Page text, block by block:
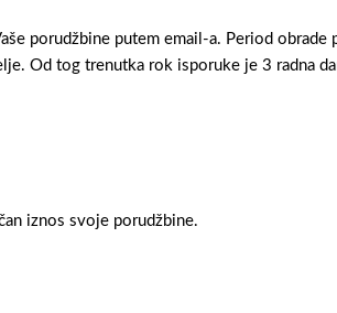
porudžbine putem email-a. Period obrade
Od tog trenutka rok isporuke je 3 radna
iznos svoje porudžbine.